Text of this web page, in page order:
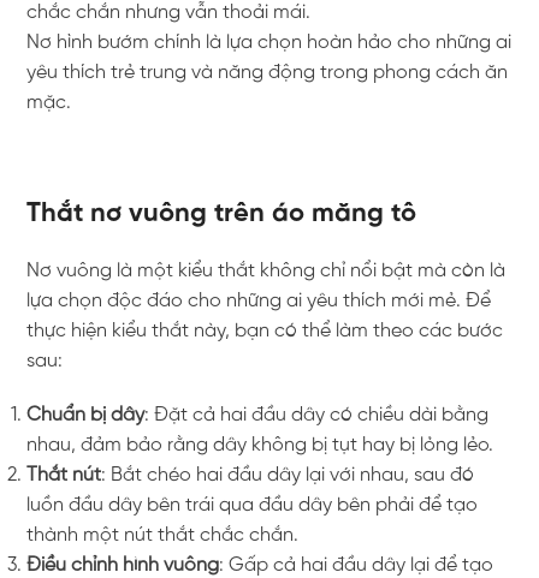
chắc chắn nhưng vẫn thoải mái.
Nơ hình bướm chính là lựa chọn hoàn hảo cho những ai
yêu thích trẻ trung và năng động trong phong cách ăn
mặc.
Thắt nơ vuông trên áo măng tô
Nơ vuông là một kiểu thắt không chỉ nổi bật mà còn là
lựa chọn độc đáo cho những ai yêu thích mới mẻ. Để
thực hiện kiểu thắt này, bạn có thể làm theo các bước
sau:
Chuẩn bị dây: Đặt cả hai đầu dây có chiều dài bằng
nhau, đảm bảo rằng dây không bị tụt hay bị lỏng lẻo.
Thắt nút: Bắt chéo hai đầu dây lại với nhau, sau đó
luồn đầu dây bên trái qua đầu dây bên phải để tạo
thành một nút thắt chắc chắn.
Điều chỉnh hình vuông: Gấp cả hai đầu dây lại để tạo